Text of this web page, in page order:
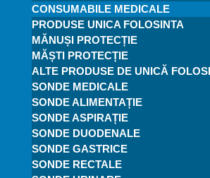
CONSUMABILE MEDICALE
PRODUSE UNICA FOLOSINTA
MĂNUȘI PROTECȚIE
MĂȘTI PROTECȚIE
ALTE PRODUSE DE UNICĂ
SONDE MEDICALE
SONDE ALIMENTAȚIE
SONDE ASPIRAȚIE
SONDE DUODENALE
SONDE GASTRICE
SONDE RECTALE